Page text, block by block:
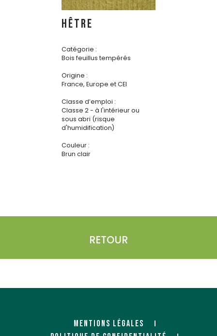
HÊTRE
Catégorie :
Bois feuillus tempérés
Origine :
France, Europe et CEI
Classe d’emploi :
Classe 2 - à l'intérieur ou
sous abri (risque
d'humidification)
Couleur :
Brun clair
RETOUR
MENTIONS LÉGALES